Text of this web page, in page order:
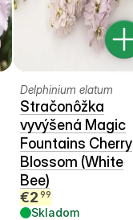
Delphinium elatum
Stračonôžka
vyvýšená Magic
Fountains Cherry
Blossom (White
Bee)
€2 99
Skladom